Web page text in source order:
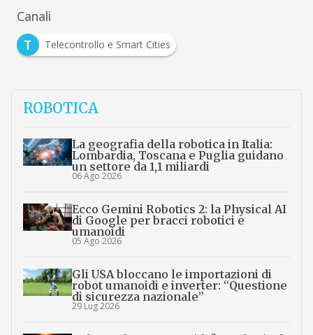
Canali
T
Telecontrollo e Smart Cities
ROBOTICA
La geografia della robotica in Italia:
Lombardia, Toscana e Puglia guidano
un settore da 1,1 miliardi
06 Ago 2026
Ecco Gemini Robotics 2: la Physical AI
di Google per bracci robotici e
umanoidi
05 Ago 2026
Gli USA bloccano le importazioni di
robot umanoidi e inverter: “Questione
di sicurezza nazionale”
29 Lug 2026